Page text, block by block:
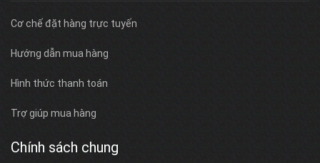
Cơ chế đặt hàng trực tuyến
Hướng dẫn mua hàng
Hình thức thanh toán
Trợ giúp mua hàng
Chính sách chung